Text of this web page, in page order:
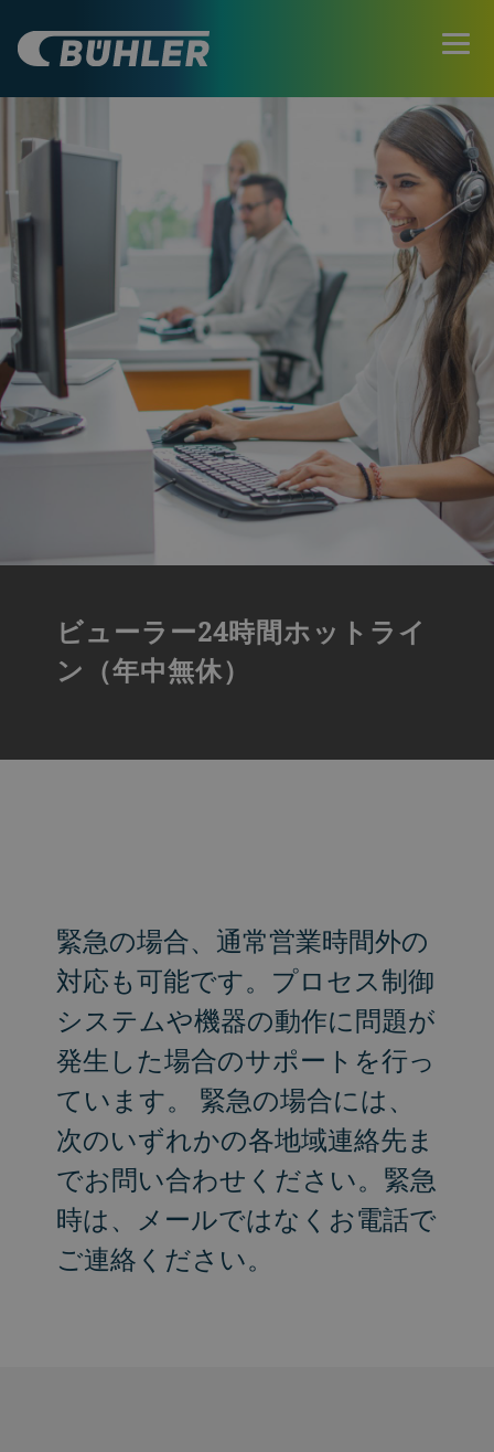
ビューラー24時間ホットライ
ン（年中無休）
緊急の場合、通常営業時間外の
対応も可能です。プロセス制御
システムや機器の動作に問題が
発生した場合のサポートを行っ
ています。
緊急の場合には、
次のいずれかの各地域連絡先ま
でお問い合わせください。緊急
時は、メールではなくお電話で
ご連絡ください。